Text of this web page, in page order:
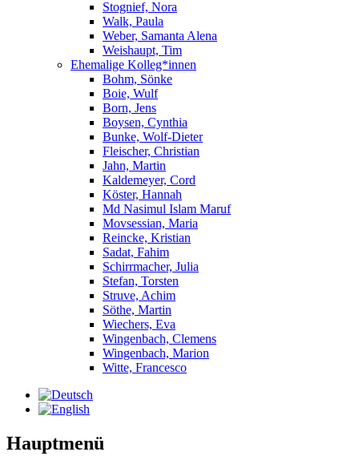
Stognief, Nora
Walk, Paula
Weber, Samanta Alena
Weishaupt, Tim
Ehemalige Kolleg*innen
Bohm, Sönke
Boie, Wulf
Born, Jens
Boysen, Cynthia
Bunke, Wolf-Dieter
Fleischer, Christian
Jahn, Martin
Kaldemeyer, Cord
Köster, Hannah
Md Nasimul Islam Maruf
Movsessian, Maria
Reincke, Kristian
Sadat, Fahim
Schirrmacher, Julia
Stefan, Torsten
Struve, Achim
Söthe, Martin
Wiechers, Eva
Wingenbach, Clemens
Wingenbach, Marion
Witte, Francesco
Hauptmenü